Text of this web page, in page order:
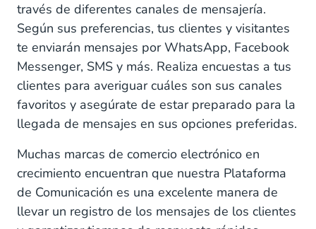
través de diferentes canales de mensajería.
Según sus preferencias, tus clientes y visitantes
te enviarán mensajes por WhatsApp, Facebook
Messenger, SMS y más. Realiza encuestas a tus
clientes para averiguar cuáles son sus canales
favoritos y asegúrate de estar preparado para la
llegada de mensajes en sus opciones preferidas.
Muchas marcas de comercio electrónico en
crecimiento encuentran que nuestra Plataforma
de Comunicación es una excelente manera de
llevar un registro de los mensajes de los clientes